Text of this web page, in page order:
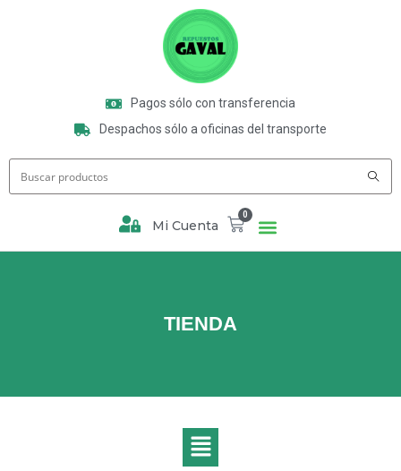
Pagos sólo con transferencia
Despachos sólo a oficinas del transporte
Mi Cuenta
0
TIENDA